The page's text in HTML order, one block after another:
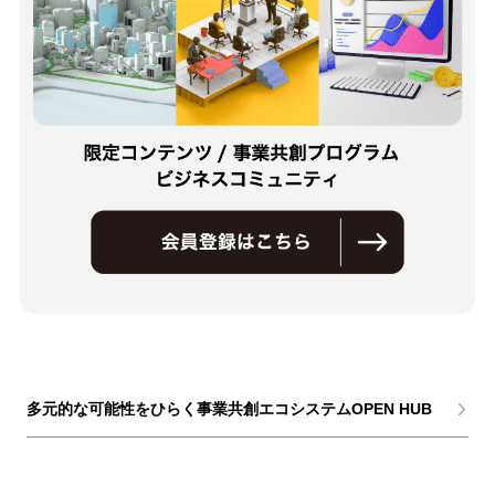
多元的な可能性をひらく事業共創エコシステムOPEN HUB